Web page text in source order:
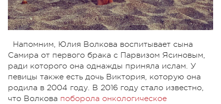
Напомним, Юлия Волкова воспитывает сына
Самира от первого брака с Парвизом Ясиновым,
ради которого она однажды приняла ислам. У
певицы также есть дочь Виктория, которую она
родила в 2004 году. В 2016 году стало известно,
что Волкова поборола онкологическое